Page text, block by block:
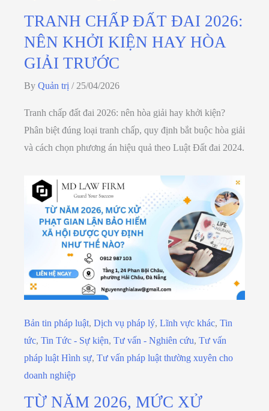
TRANH CHẤP ĐẤT ĐAI 2026:
NÊN KHỞI KIỆN HAY HÒA
GIẢI TRƯỚC
By Quản trị / 25/04/2026
Tranh chấp đất đai 2026: nên hòa giải hay khởi kiện?
Phân biệt đúng loại tranh chấp, quy định bắt buộc hòa giải
và cách chọn phương án hiệu quả theo Luật Đất đai 2024.
Bản tin pháp luật, Dịch vụ pháp lý, Lĩnh vực khác, Tin
tức, Tin Tức - Sự kiện, Tư vấn - Nghiên cứu, Tư vấn
pháp luật Hình sự, Tư vấn pháp luật thường xuyên cho
doanh nghiệp
TỪ NĂM 2026, MỨC XỬ